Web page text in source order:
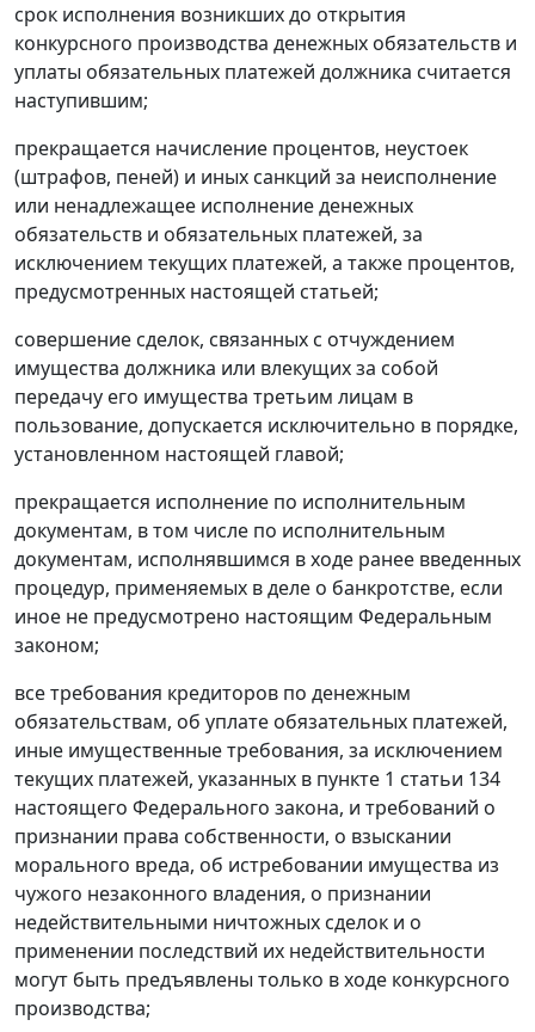
срок исполнения возникших до открытия
конкурсного производства денежных обязательств и
уплаты обязательных платежей должника считается
наступившим;
прекращается начисление процентов, неустоек
(штрафов, пеней) и иных санкций за неисполнение
или ненадлежащее исполнение денежных
обязательств и обязательных платежей, за
исключением текущих платежей, а также процентов,
предусмотренных настоящей статьей;
совершение сделок, связанных с отчуждением
имущества должника или влекущих за собой
передачу его имущества третьим лицам в
пользование, допускается исключительно в порядке,
установленном настоящей главой;
прекращается исполнение по исполнительным
документам, в том числе по исполнительным
документам, исполнявшимся в ходе ранее введенных
процедур, применяемых в деле о банкротстве, если
иное не предусмотрено настоящим Федеральным
законом;
все требования кредиторов по денежным
обязательствам, об уплате обязательных платежей,
иные имущественные требования, за исключением
текущих платежей, указанных в пункте 1 статьи 134
настоящего Федерального закона, и требований о
признании права собственности, о взыскании
морального вреда, об истребовании имущества из
чужого незаконного владения, о признании
недействительными ничтожных сделок и о
применении последствий их недействительности
могут быть предъявлены только в ходе конкурсного
производства;